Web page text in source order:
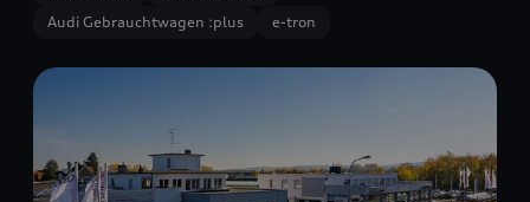
Audi Gebrauchtwagen :plus
e-tron